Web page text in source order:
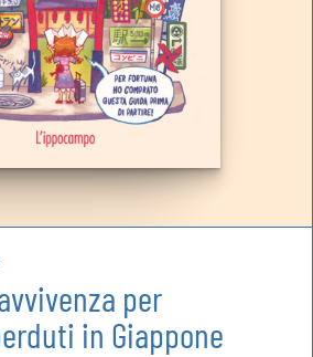
per
in Giappone